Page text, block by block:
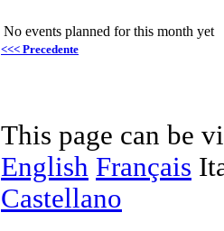
No events planned for this month yet
<<< Precedente
This page can be
English Français
Castellano